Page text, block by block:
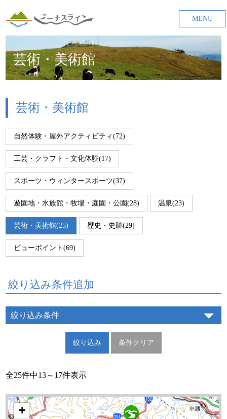
MENU
芸術・美術館
芸術・美術館
自然体験・屋外アクティビティ(72)
工芸・クラフト・文化体験(17)
スポーツ・ウィンタースポーツ(37)
遊園地・水族館・牧場・庭園・公園(28) 温泉(23)
芸術・美術館(25) 歴史・史跡(29)
ビューポイント(69)
絞り込み条件追加
絞り込み条件
全25件中13～17件表示
+